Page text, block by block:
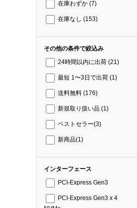
在庫わずか (7)
在庫なし (153)
その他の条件で絞込み
24時間以内に出荷 (21)
最短 1〜3日で出荷 (1)
送料無料 (176)
新規取り扱い品 (1)
ベストセラー(3)
新商品(1)
インターフェース
PCI-Express Gen3
PCI-Express Gen3 x 4